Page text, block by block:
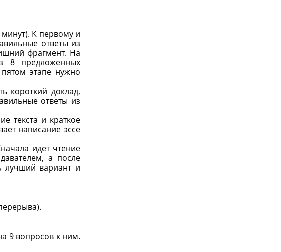
К первому и
ответы из
фрагмент. На
8 предложенных
этапе нужно
короткий доклад,
ответы из
текста и краткое
написание эссе
идет чтение
а после
лучший вариант и
9 вопросов к ним.